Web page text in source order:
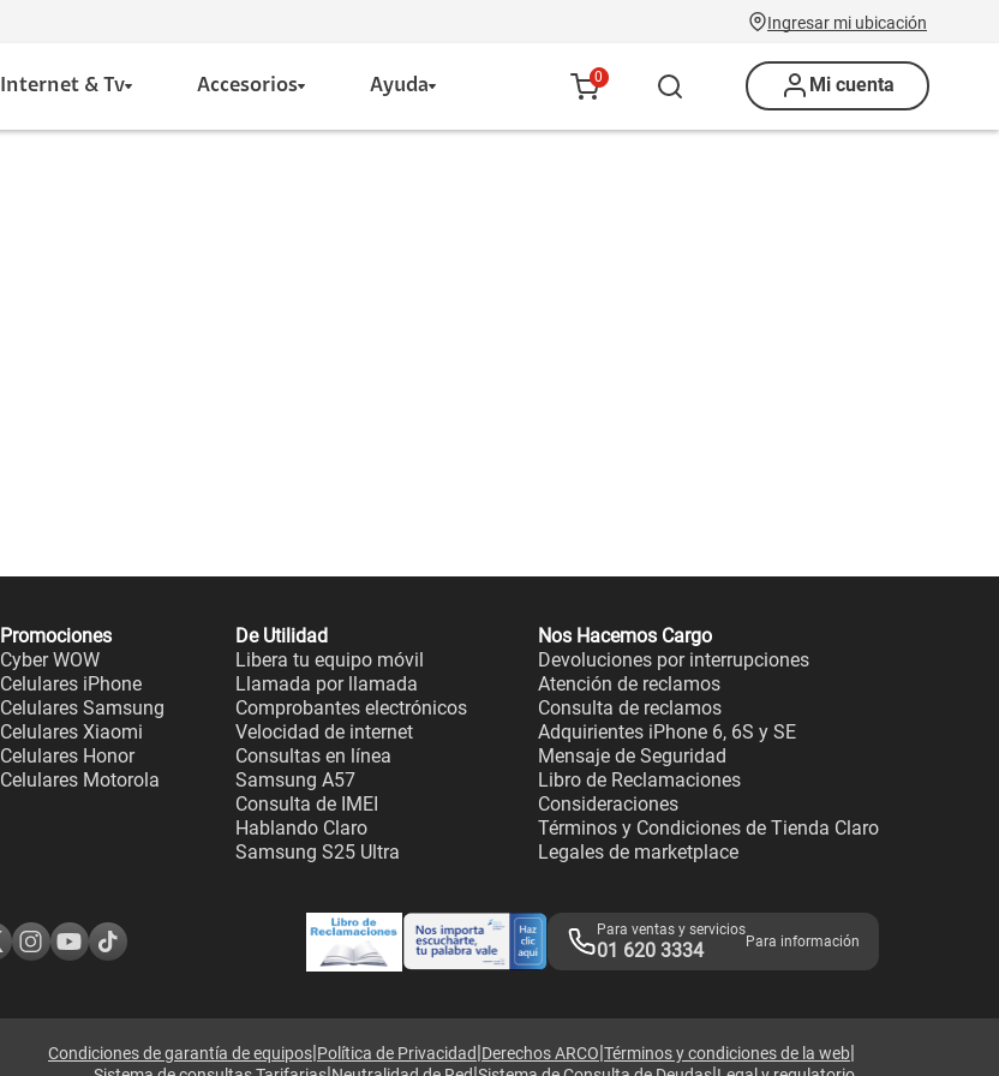
Ingresar mi ubicación
Internet & Tv Accesorios Ayuda 0 Mi cuenta
Promociones
Cyber WOW
Celulares iPhone
Celulares Samsung
Celulares Xiaomi
Celulares Honor
Celulares Motorola
De Utilidad
Libera tu equipo móvil
Llamada por llamada
Comprobantes electrónicos
Velocidad de internet
Consultas en línea
Samsung A57
Consulta de IMEI
Hablando Claro
Samsung S25 Ultra
Nos Hacemos Cargo
Devoluciones por interrupciones
Atención de reclamos
Consulta de reclamos
Adquirientes iPhone 6, 6S y SE
Mensaje de Seguridad
Libro de Reclamaciones
Consideraciones
Términos y Condiciones de Tienda Claro
Legales de marketplace
Para ventas y servicios
01 620 3334 Para información
Condiciones de garantía de equipos|Política de Privacidad|Derechos ARCO|Términos y condiciones de la web|